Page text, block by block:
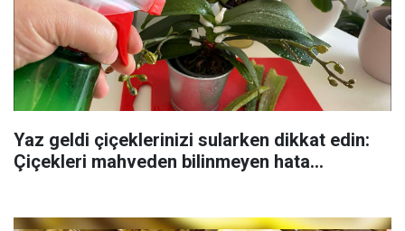
Yaz geldi çiçeklerinizi sularken dikkat edin:
Çiçekleri mahveden bilinmeyen hata...